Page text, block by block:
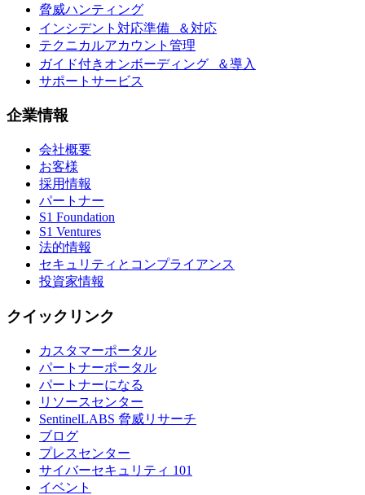
脅威ハンティング
インシデント対応準備 ＆対応
テクニカルアカウント管理
ガイド付きオンボーディング ＆導入
サポートサービス
企業情報
会社概要
お客様
採用情報
パートナー
S1 Foundation
S1 Ventures
法的情報
セキュリティとコンプライアンス
投資家情報
クイックリンク
カスタマーポータル
パートナーポータル
パートナーになる
リソースセンター
SentinelLABS 脅威リサーチ
ブログ
プレスセンター
サイバーセキュリティ 101
イベント